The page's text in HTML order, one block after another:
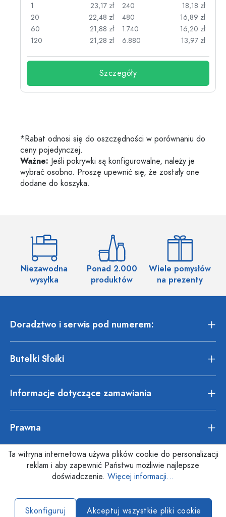
1
23,17 zł
20
22,48 zł
60
21,88 zł
120
21,28 zł
240
18,18 zł
480
16,89 zł
1.740
16,20 zł
6.880
13,97 zł
Szczegóły
*Rabat odnosi się do oszczędności w porównaniu do
ceny pojedynczej.
Ważne: Jeśli pokrywki są konfigurowalne, należy je
wybrać osobno. Proszę upewnić się, że zostały one
dodane do koszyka.
Niezawodna
wysyłka
Ponad 2.000
produktów
Wiele pomysłów
na prezenty
Doradztwo i serwis pod numerem:
Butelki Słoiki
Informacje dotyczące zamawiania
Prawna
Ta witryna internetowa używa plików cookie do personalizacji
reklam i aby zapewnić Państwu możliwie najlepsze
doświadczenie. Więcej informacji...
Skonfiguruj Akceptuj wszystkie pliki cookie